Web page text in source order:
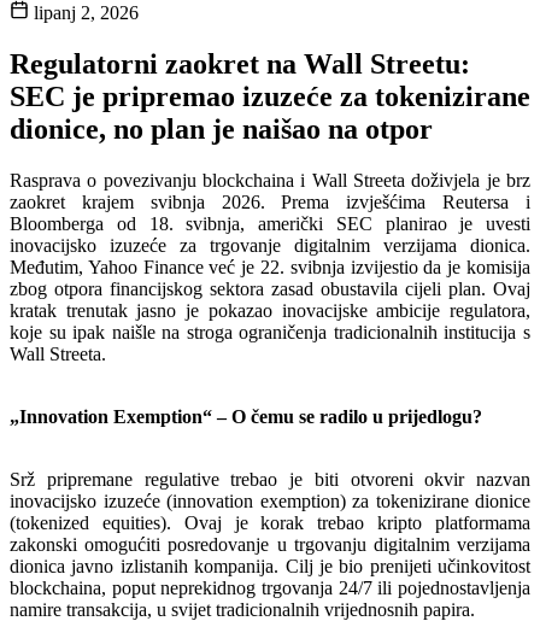
lipanj 2, 2026
Regulatorni zaokret na Wall Streetu:
SEC je pripremao izuzeće za tokenizirane
dionice, no plan je naišao na otpor
Rasprava o povezivanju blockchaina i Wall Streeta doživjela je brz
zaokret krajem svibnja 2026. Prema izvješćima Reutersa i
Bloomberga od 18. svibnja, američki SEC planirao je uvesti
inovacijsko izuzeće za trgovanje digitalnim verzijama dionica.
Međutim, Yahoo Finance već je 22. svibnja izvijestio da je komisija
zbog otpora financijskog sektora zasad obustavila cijeli plan. Ovaj
kratak trenutak jasno je pokazao inovacijske ambicije regulatora,
koje su ipak naišle na stroga ograničenja tradicionalnih institucija s
Wall Streeta.
„Innovation Exemption“ – O čemu se radilo u prijedlogu?
Srž pripremane regulative trebao je biti otvoreni okvir nazvan
inovacijsko izuzeće (innovation exemption) za tokenizirane dionice
(tokenized equities). Ovaj je korak trebao kripto platformama
zakonski omogućiti posredovanje u trgovanju digitalnim verzijama
dionica javno izlistanih kompanija. Cilj je bio prenijeti učinkovitost
blockchaina, poput neprekidnog trgovanja 24/7 ili pojednostavljenja
namire transakcija, u svijet tradicionalnih vrijednosnih papira.